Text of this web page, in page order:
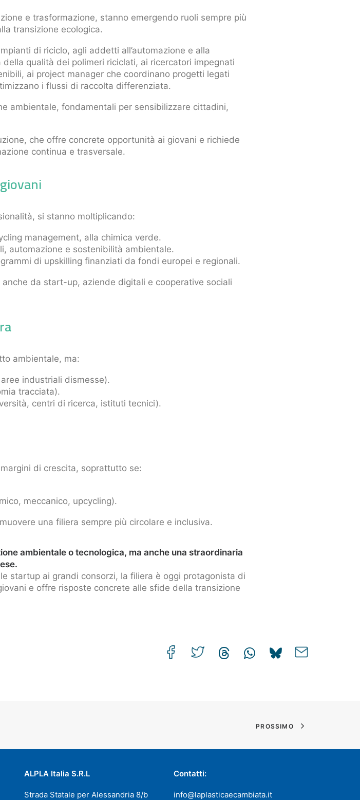
e trasformazione, stanno emergendo ruoli sempre più
transizione ecologica.
di riciclo, agli addetti all’automazione e alla
qualità dei polimeri riciclati, ai ricercatori impegnati
ai project manager che coordinano progetti legati
i flussi di raccolta differenziata.
ambientale, fondamentali per sensibilizzare cittadini,
che offre concrete opportunità ai giovani e richiede
continua e trasversale.
si stanno moltiplicando:
management, alla chimica verde.
automazione e sostenibilità ambientale.
di upskilling finanziati da fondi europei e regionali.
da start-up, aziende digitali e cooperative sociali
ambientale, ma:
industriali dismesse).
tracciata).
centri di ricerca, istituti tecnici).
di crescita, soprattutto se:
meccanico, upcycling).
una filiera sempre più circolare e inclusiva.
ambientale o tecnologica, ma anche una straordinaria
startup ai grandi consorzi, la filiera è oggi protagonista di
e offre risposte concrete alle sfide della transizione
PROSSIMO
ALPLA Italia S.R.L
Strada Statale per Alessandria 8/b
Contatti:
info@laplasticaecambiata.it